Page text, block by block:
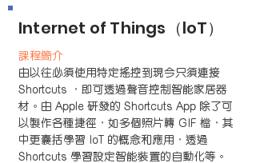
Internet of Things（loT）
課程簡介
由以往必須使用特定搖控到現今只須連接
Shortcuts ，即可透過聲音控制智能家居器
材。由 Apple 研發的 Shortcuts App 除了可
以製作各種捷徑，如多個照片轉 GIF 檔，其
中更囊括學習 IoT 的概念和應用，透過
Shortcuts 學習設定智能裝置的自動化等。